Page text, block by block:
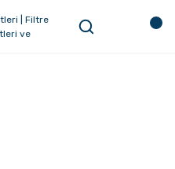
Geri Dön
Geri Dön